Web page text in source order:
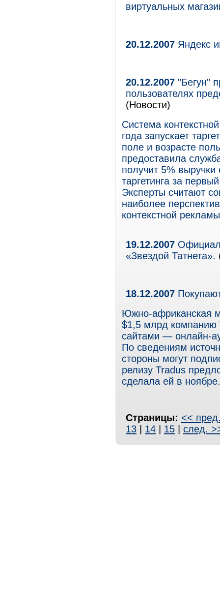
виртуальных
20.12.2007 Яндекс
20.12.2007 "Бегун"
пользователях
(Новости)
Система
года запускает
поле и возрасте
предоставила
получит 5%
таргетинга за
Эксперты считают
наиболее
контекстной
19.12.2007
«Звездой Татнета».
18.12.2007
Южно-африканская
$1,5 млрд
сайтами — онлайн-
По сведениям
стороны могут
релизу Tradus
сделала ей в ноябре.
Страницы: <<
13
14 15 след.